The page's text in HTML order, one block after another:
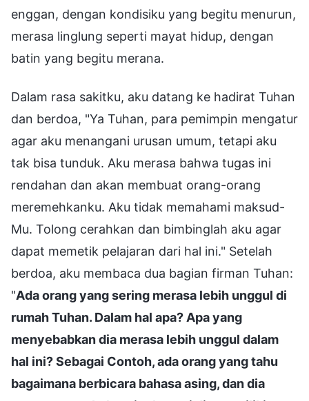
enggan, dengan kondisiku yang begitu menurun,
merasa linglung seperti mayat hidup, dengan
batin yang begitu merana.
Dalam rasa sakitku, aku datang ke hadirat Tuhan
dan berdoa, "Ya Tuhan, para pemimpin mengatur
agar aku menangani urusan umum, tetapi aku
tak bisa tunduk. Aku merasa bahwa tugas ini
rendahan dan akan membuat orang-orang
meremehkanku. Aku tidak memahami maksud-
Mu. Tolong cerahkan dan bimbinglah aku agar
dapat memetik pelajaran dari hal ini." Setelah
berdoa, aku membaca dua bagian firman Tuhan:
"Ada orang yang sering merasa lebih unggul di
rumah Tuhan. Dalam hal apa? Apa yang
menyebabkan dia merasa lebih unggul dalam
hal ini? Sebagai Contoh, ada orang yang tahu
bagaimana berbicara bahasa asing, dan dia